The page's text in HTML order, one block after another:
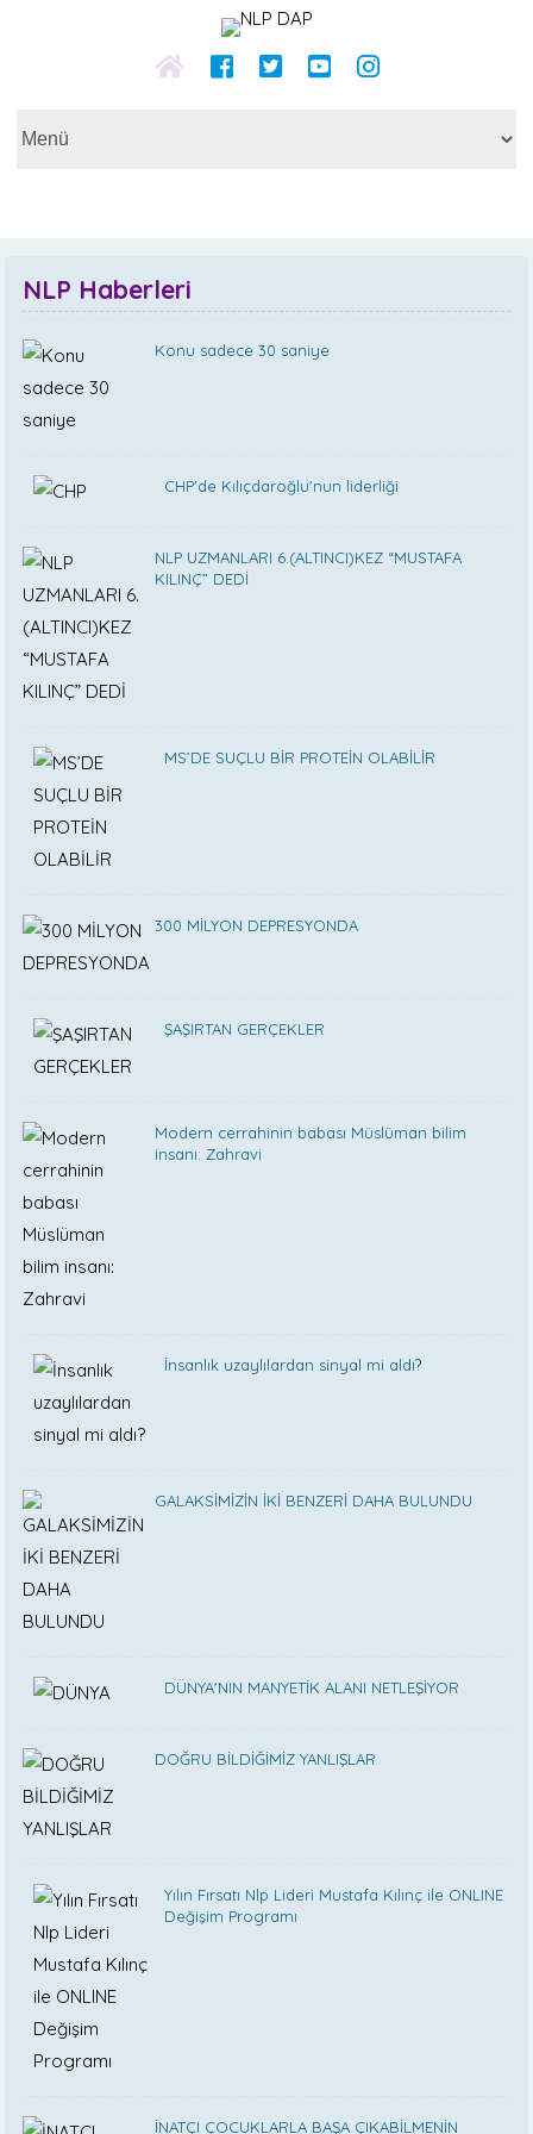
NLP Haberleri
Konu sadece 30 saniye
CHP'de Kılıçdaroğlu'nun liderliği
NLP UZMANLARI 6.(ALTINCI)KEZ “MUSTAFA
KILINÇ” DEDİ
MS’DE SUÇLU BİR PROTEİN OLABİLİR
300 MİLYON DEPRESYONDA
ŞAŞIRTAN GERÇEKLER
Modern cerrahinin babası Müslüman bilim
insanı: Zahravi
İnsanlık uzaylılardan sinyal mi aldı?
GALAKSİMİZİN İKİ BENZERİ DAHA BULUNDU
DÜNYA'NIN MANYETİK ALANI NETLEŞİYOR
DOĞRU BİLDİĞİMİZ YANLIŞLAR
Yılın Fırsatı Nlp Lideri Mustafa Kılınç ile ONLINE
Değişim Programı
İNATÇI ÇOCUKLARLA BAŞA ÇIKABİLMENİN